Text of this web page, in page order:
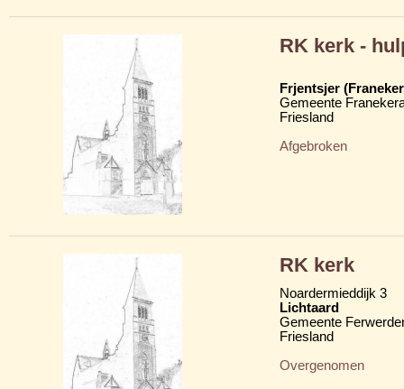
RK kerk -
Frjentsjer
Gemeente
Friesland
Afgebroken
RK kerk
Noardermieddijk 3
Lichtaard
Gemeente
Friesland
Overgenomen